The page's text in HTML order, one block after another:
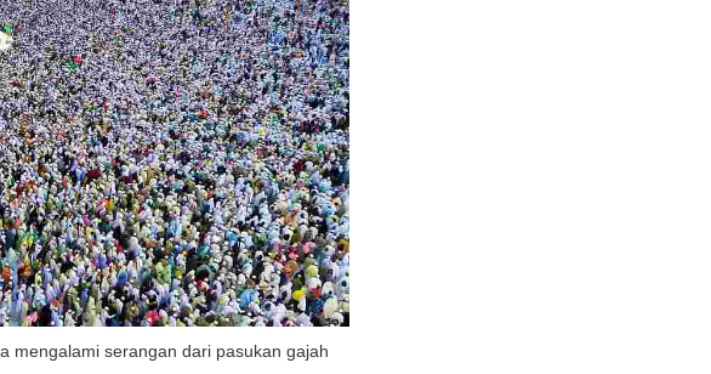
mengalami serangan dari pasukan gajah